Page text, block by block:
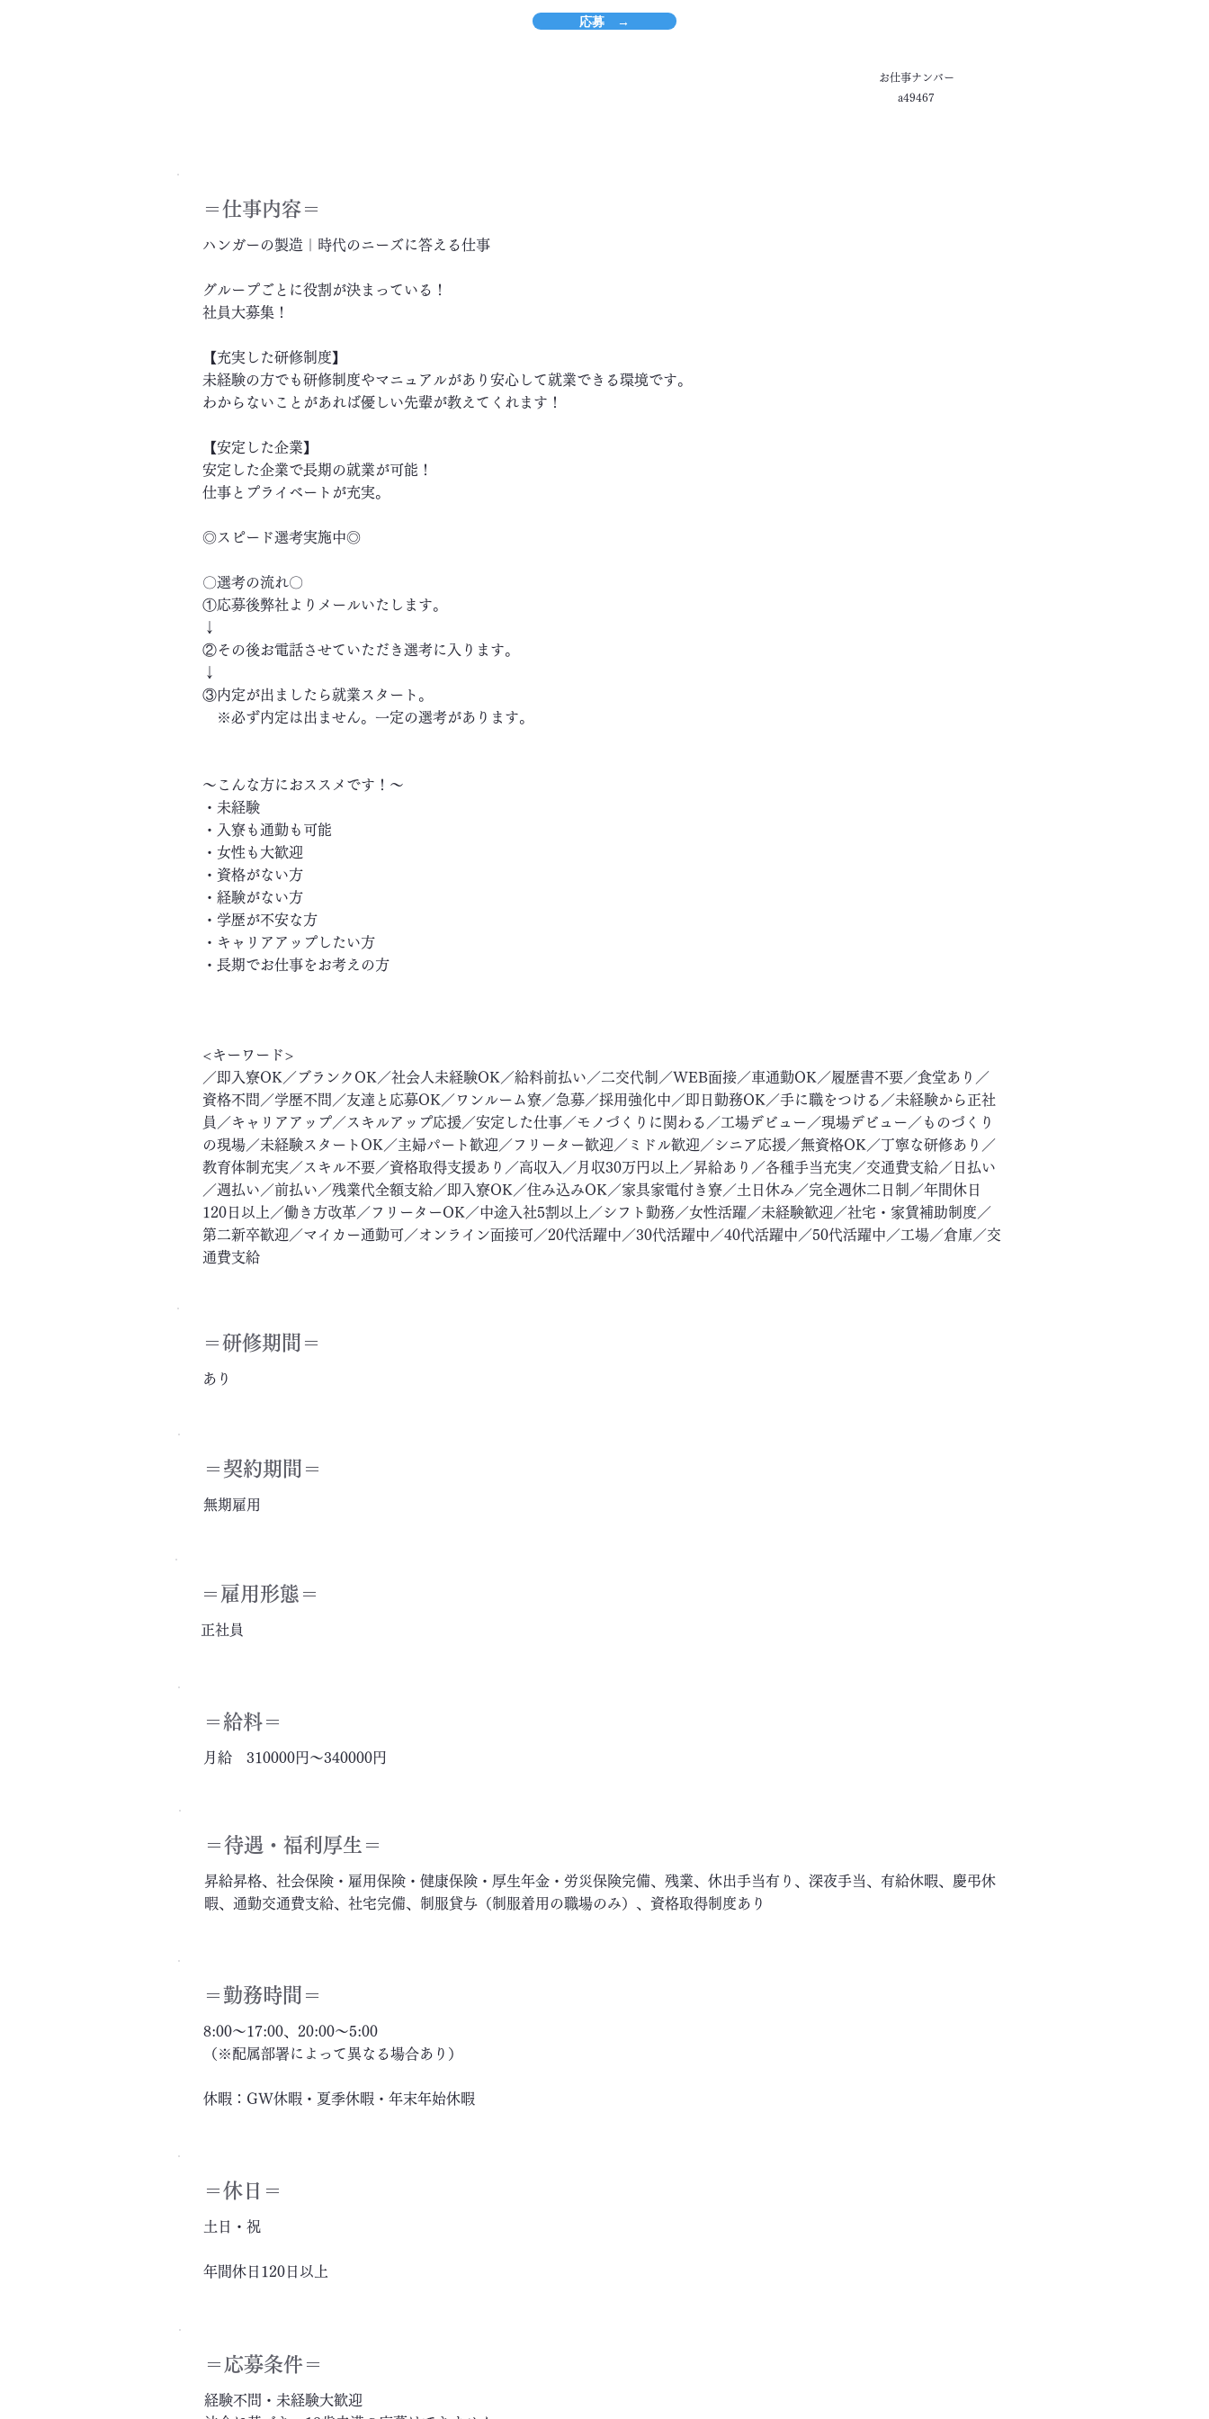
応募 →
お仕事ナンバー
a49467
＝​仕事内容＝
ハンガーの製造｜時代のニーズに答える仕事
グループごとに役割が決まっている！
社員大募集！
【充実した研修制度】
未経験の方でも研修制度やマニュアルがあり安心して就業できる環境です。
わからないことがあれば優しい先輩が教えてくれます！
【安定した企業】
安定した企業で長期の就業が可能！
仕事とプライベートが充実。
◎スピード選考実施中◎
〇選考の流れ〇
①応募後弊社よりメールいたします。
↓
②その後お電話させていただき選考に入ります。
↓
③内定が出ましたら就業スタート。
※必ず内定は出ません。一定の選考があります。
～こんな方におススメです！～
・未経験
・入寮も通勤も可能
・女性も大歓迎
・資格がない方
・経験がない方
・学歴が不安な方
・キャリアアップしたい方
・長期でお仕事をお考えの方
<キーワード>
／即入寮OK／ブランクOK／社会人未経験OK／給料前払い／二交代制／WEB面接／車通勤OK／履歴書不要／食堂あり／
資格不問／学歴不問／友達と応募OK／ワンルーム寮／急募／採用強化中／即日勤務OK／手に職をつける／未経験から正社
員／キャリアアップ／スキルアップ応援／安定した仕事／モノづくりに関わる／工場デビュー／現場デビュー／ものづくり
の現場／未経験スタートOK／主婦パート歓迎／フリーター歓迎／ミドル歓迎／シニア応援／無資格OK／丁寧な研修あり／
教育体制充実／スキル不要／資格取得支援あり／高収入／月収30万円以上／昇給あり／各種手当充実／交通費支給／日払い
／週払い／前払い／残業代全額支給／即入寮OK／住み込みOK／家具家電付き寮／土日休み／完全週休二日制／年間休日
120日以上／働き方改革／フリーターOK／中途入社5割以上／シフト勤務／女性活躍／未経験歓迎／社宅・家賃補助制度／
第二新卒歓迎／マイカー通勤可／オンライン面接可／20代活躍中／30代活躍中／40代活躍中／50代活躍中／工場／倉庫／交
通費支給
＝​研修期間＝
あり
＝契約期間＝
無期雇用
＝雇用形態＝
正社員
＝給料＝
月給 310000円～340000円
＝​待遇・福利厚生＝
昇給昇格、社会保険・雇用保険・健康保険・厚生年金・労災保険完備、残業、休出手当有り、深夜手当、有給休暇、慶弔休
暇、通勤交通費支給、社宅完備、制服貸与（制服着用の職場のみ）、資格取得制度あり
＝勤務時間＝
8:00～17:00、20:00～5:00
（※配属部署によって異なる場合あり）
休暇：GW休暇・夏季休暇・年末年始休暇
＝休日＝
土日・祝
年間休日120日以上
＝応募条件＝
経験不問・未経験大歓迎